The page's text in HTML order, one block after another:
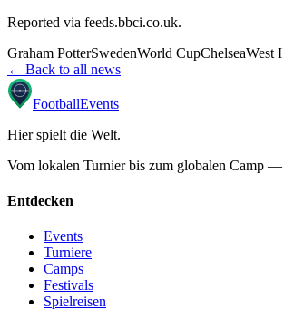
Reported via feeds.bbci.co.uk.
Graham PotterSwedenWorld CupChelseaWest
← Back to all news
FootballEvents
Hier spielt die Welt.
Vom lokalen Turnier bis zum globalen Camp —
Entdecken
Events
Turniere
Camps
Festivals
Spielreisen